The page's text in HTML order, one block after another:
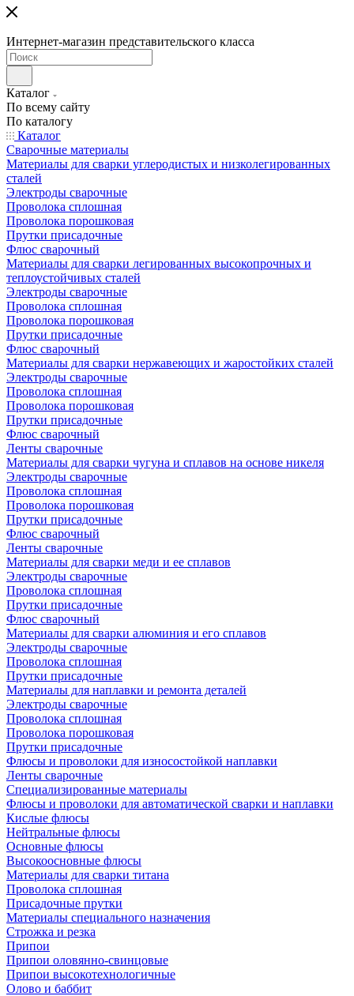
Интернет-магазин представительского класса
Каталог
По всему сайту
По каталогу
Каталог
Сварочные материалы
Материалы для сварки углеродистых и низколегированных
сталей
Электроды сварочные
Проволока сплошная
Проволока порошковая
Прутки присадочные
Флюс сварочный
Материалы для сварки легированных высокопрочных и
теплоустойчивых сталей
Электроды сварочные
Проволока сплошная
Проволока порошковая
Прутки присадочные
Флюс сварочный
Материалы для сварки нержавеющих и жаростойких сталей
Электроды сварочные
Проволока сплошная
Проволока порошковая
Прутки присадочные
Флюс сварочный
Ленты сварочные
Материалы для сварки чугуна и сплавов на основе никеля
Электроды сварочные
Проволока сплошная
Проволока порошковая
Прутки присадочные
Флюс сварочный
Ленты сварочные
Материалы для сварки меди и ее сплавов
Электроды сварочные
Проволока сплошная
Прутки присадочные
Флюс сварочный
Материалы для сварки алюминия и его сплавов
Электроды сварочные
Проволока сплошная
Прутки присадочные
Материалы для наплавки и ремонта деталей
Электроды сварочные
Проволока сплошная
Проволока порошковая
Прутки присадочные
Флюсы и проволоки для износостойкой наплавки
Ленты сварочные
Специализированные материалы
Флюсы и проволоки для автоматической сварки и наплавки
Кислые флюсы
Нейтральные флюсы
Основные флюсы
Высокоосновные флюсы
Материалы для сварки титана
Проволока сплошная
Присадочные прутки
Материалы специального назначения
Строжка и резка
Припои
Припои оловянно-свинцовые
Припои высокотехнологичные
Олово и баббит